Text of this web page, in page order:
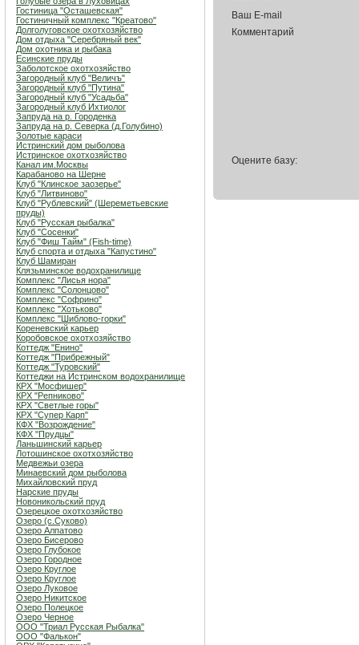
Гостиница "Осташевcкая"
Гостиничный комплекс "Креатово"
Долголуговское охотхозяйство
Дом отдыха "Серебряный век"
Дом охотника и рыбака
Есинские пруды
Заболотское охотхозяйство
Загородный клуб "Величъ"
Загородный клуб "Путина"
Загородный клуб "Усадьба"
Загородный клуб Ихтиолог
Запруда на р. Городенка
Запруда на р. Северка (д.Голубино)
Золотые караси
Истринский дом рыболова
Истринское охотхозяйство
Канал им.Москвы
Карабаново на Шерне
Клуб "Клинское заозерье"
Клуб "Литвиново"
Клуб "Рублевский" (Шереметьевские
пруды)
Клуб "Русская рыбалка"
Клуб "Сосенки"
Клуб "Фиш Тайм" (Fish-time)
Клуб спорта и отдыха "Капустино"
Клуб Шамиран
Клязьминское водохранилище
Комплекс "Лисья нора"
Комплекс "Солонцово"
Комплекс "Софрино"
Комплекс "Хотьково"
Комплекс "Шиблово-горки"
Кореневский карьер
Коробовское охотхозяйство
Коттедж "Енино"
Коттедж "Прибрежный"
Коттедж "Туровский"
Коттеджи на Истринском водохранилище
КРХ "Мосфишер"
КРХ "Репниково"
КРХ "Светлые горы"
КРХ "Супер Карп"
КФХ "Возрождение"
КФХ "Прудцы"
Ланьшинский карьер
Лотошинское охотхозяйство
Медвежьи озера
Минаевский дом рыболова
Михайловский пруд
Нарские пруды
Новоникольский пруд
Озерецкое охотхозяйство
Озеро (c.Суково)
Озеро Алпатово
Озеро Бисерово
Озеро Глубокое
Озеро Городное
Озеро Круглое
Озеро Круглое
Озеро Луковое
Озеро Никитское
Озеро Полецкое
Озеро Черное
ООО "Триал Русская Рыбалка"
ООО "Фалькон"
Ваш E-mail
Комментарий
Оцените базу: